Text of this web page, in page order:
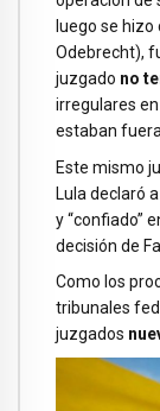
luego se
Odebrecht),
juzgado no
irregulares
estaban
Este mismo
Lula declaró
y “confiado”
decisión de
Como los
tribunales
juzgados